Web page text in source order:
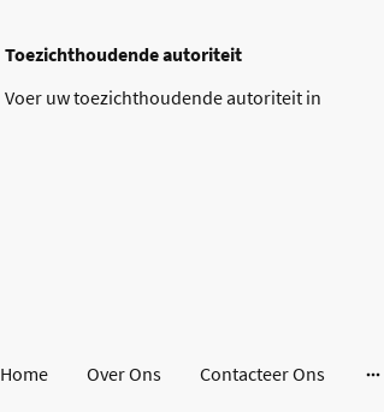
Toezichthoudende autoriteit
Voer uw toezichthoudende autoriteit in
Home Over Ons Contacteer Ons